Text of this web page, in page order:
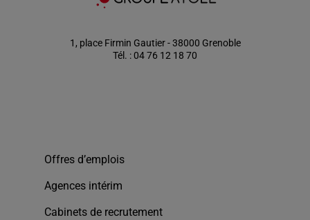
1, place Firmin Gautier - 38000 Grenoble
Tél. : 04 76 12 18 70
Offres d’emplois
Agences intérim
Cabinets de recrutement